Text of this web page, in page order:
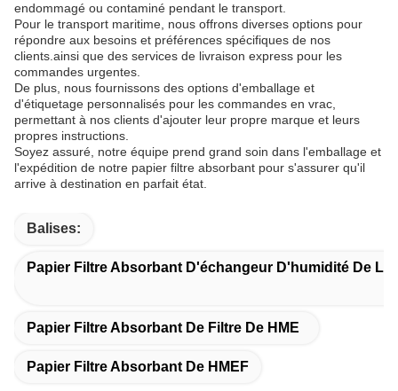
endommagé ou contaminé pendant le transport.
Pour le transport maritime, nous offrons diverses options pour
répondre aux besoins et préférences spécifiques de nos
clients.ainsi que des services de livraison express pour les
commandes urgentes.
De plus, nous fournissons des options d'emballage et
d'étiquetage personnalisés pour les commandes en vrac,
permettant à nos clients d'ajouter leur propre marque et leurs
propres instructions.
Soyez assuré, notre équipe prend grand soin dans l'emballage et
l'expédition de notre papier filtre absorbant pour s'assurer qu'il
arrive à destination en parfait état.
Balises:
Papier Filtre Absorbant D'échangeur D'humidité De La
Papier Filtre Absorbant De Filtre De HME
Papier Filtre Absorbant De HMEF